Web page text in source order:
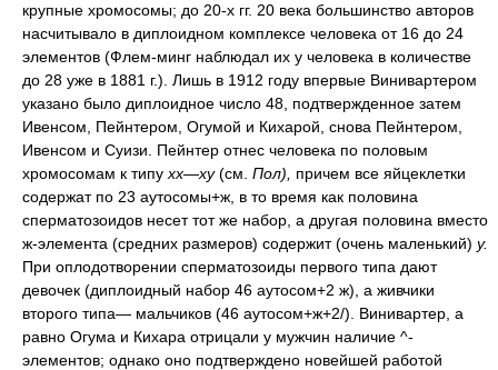
крупные хромосомы; до 20-х гг. 20 века большинство авторов
насчитывало в диплоидном комплексе человека от 16 до 24
элементов (Флем-минг наблюдал их у человека в количестве
до 28 уже в 1881 г.). Лишь в 1912 году впервые Винивартером
указано было диплоидное число 48, подтвержденное затем
Ивенсом, Пейнтером, Огумой и Кихарой, снова Пейнтером,
Ивенсом и Суизи. Пейнтер отнес человека по половым
хромосомам к типу хх—ху(см. Пол), причем все яйцеклетки
содержат по 23 аутосомы+ж, в то время как половина
сперматозоидов несет тот же набор, а другая половина вместо
ж-элемента (средних размеров) содержит (очень маленький) у.
При оплодотворении сперматозоиды первого типа дают
девочек (диплоидный набор 46 аутосом+2 ж), а живчики
второго типа— мальчиков (46 аутосом+ж+2/). Винивартер, а
равно Огума и Кихара отрицали у мужчин наличие ^-
элементов; однако оно подтверждено новейшей работой